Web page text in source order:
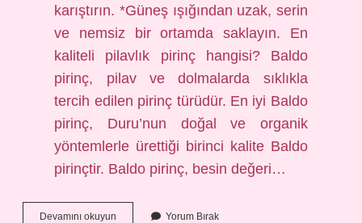
karıştırın. *Güneş ışığından uzak, serin
ve nemsiz bir ortamda saklayın. En
kaliteli pilavlık pirinç hangisi? Baldo
pirinç, pilav ve dolmalarda sıklıkla
tercih edilen pirinç türüdür. En iyi Baldo
pirinç, Duru’nun doğal ve organik
yöntemlerle ürettiği birinci kalite Baldo
pirinçtir. Baldo pirinç, besin değeri…
Devamını okuyun Yorum Bırak